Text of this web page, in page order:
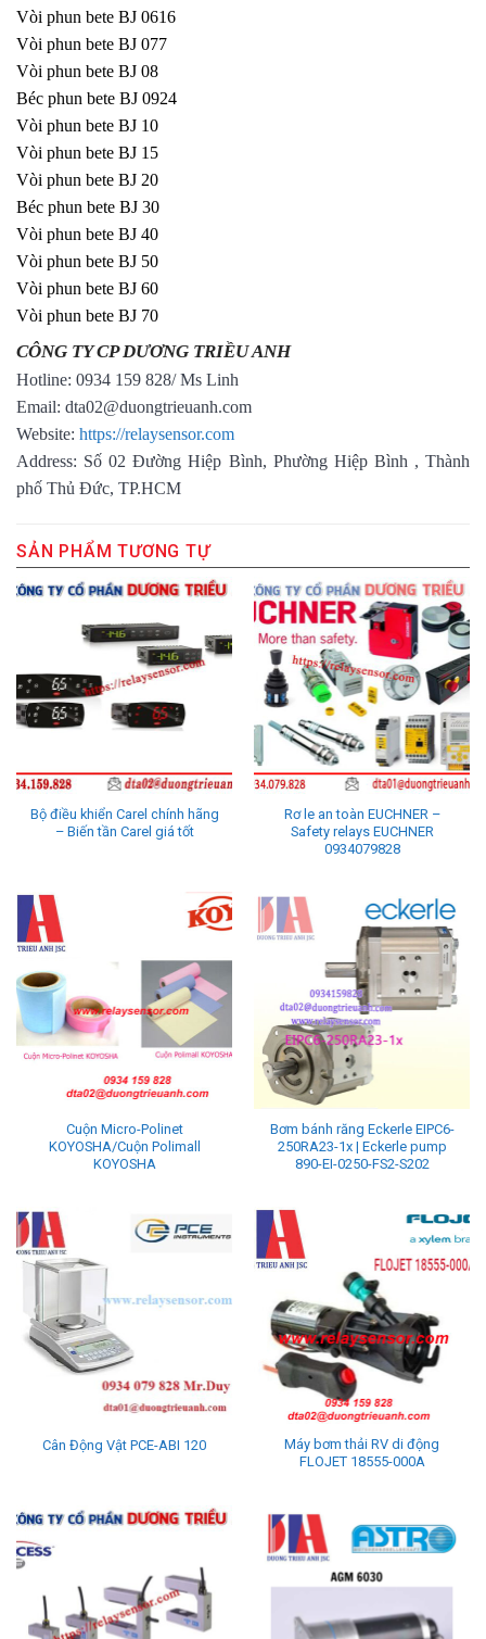
Vòi phun bete BJ 0616
Vòi phun bete BJ 077
Vòi phun bete BJ 08
Béc phun bete BJ 0924
Vòi phun bete BJ 10
Vòi phun bete BJ 15
Vòi phun bete BJ 20
Béc phun bete BJ 30
Vòi phun bete BJ 40
Vòi phun bete BJ 50
Vòi phun bete BJ 60
Vòi phun bete BJ 70
CÔNG TY CP DƯƠNG TRIỀU ANH
Hotline: 0934 159 828/ Ms Linh
Email: dta02@duongtrieuanh.com
Website: https://relaysensor.com
Address: Số 02 Đường Hiệp Bình, Phường Hiệp Bình , Thành
phố Thủ Đức, TP.HCM
SẢN PHẨM TƯƠNG TỰ
Bộ điều khiển Carel chính hãng
– Biến tần Carel giá tốt
Rơ le an toàn EUCHNER –
Safety relays EUCHNER
0934079828
Cuộn Micro-Polinet
KOYOSHA/Cuộn Polimall
KOYOSHA
Bơm bánh răng Eckerle EIPC6-
250RA23-1x | Eckerle pump
890-EI-0250-FS2-S202
Cân Động Vật PCE-ABI 120
Máy bơm thải RV di động
FLOJET 18555-000A